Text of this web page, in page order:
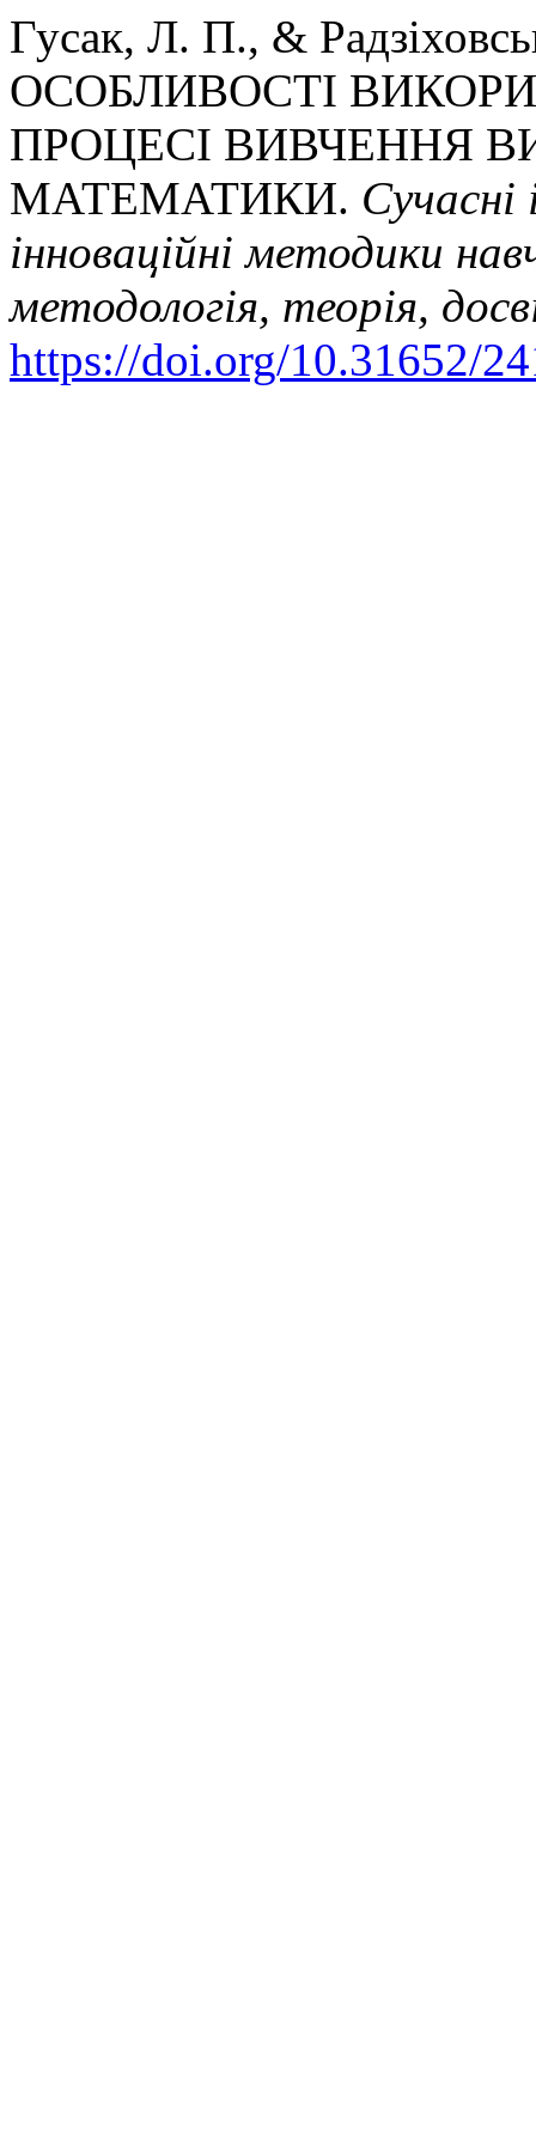
Гусак, Л. П., &
ОСОБЛИВОСТІ
ПРОЦЕСІ ВИВЧЕННЯ
МАТЕМАТИКИ. Сучасні
інноваційні методики
методологія, теорія,
https://doi.org/10.31652/